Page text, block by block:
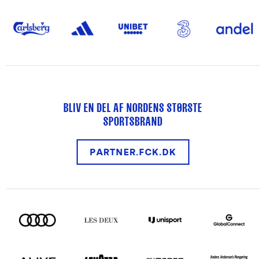
BLIV EN DEL AF NORDENS STØRSTE
SPORTSBRAND
PARTNER.FCK.DK